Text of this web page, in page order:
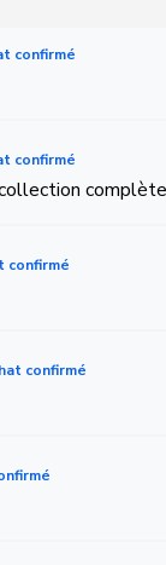
confirmé
confirmé
confirmé
confirmé